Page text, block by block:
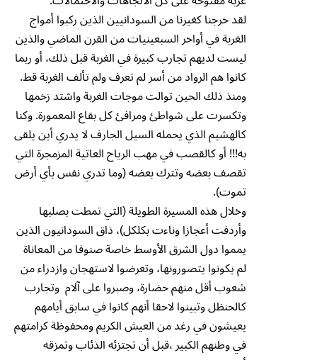
لقد خرجنا كغيرنا من السودانيين الذين ركبوا أمواج
الغربة في أواخر السبعينيات من القرن الماضي والذين
ليست لديهم تجارب كبيرة في الغربة قبل ذلك، أو ربما
كانوا هم الرواد من أسر لم تعرف ولم تألف الغربة قط.
ومنذ ذلك الحين توالت موجات الغربة واشتد زخمها
وتكسرت على شواطئ ومرافئ كل بقاع المعمورة. وكنا
كالهشيم الذي يحمله السيل الجارف لا يدري أين يلقى
به!!! أو كالقصب في مهب الرياح العاتية المزمجرة التي
تقصف بعضه وتترك بعضه (وما تدري نفس بأي أرض
تموت).
وخلال هذه المسيرة الطويلة (التي تمطت بصلبها
وأردفت أعجازا وناءت بكلكل)، ذاق السودانيون الذين
يمموا دول الشرق الأوسط خاصة صنوفا من المعاناة
لم يكونوا يتصورونها، وتعرضوا لاستهجان وازدراء من
شعوب أقل منهم حضارة، وصبروا على آلام وتجارب
كالحنظل وتبينوا لاحقا أنهم كانوا في سابق أيامهم
يعيشون في رغد من العيش الكريم ومحفوظة كرامتهم
في وطنهم الكبير ،قبل أن تجتزئه الذئاب وتمزقه